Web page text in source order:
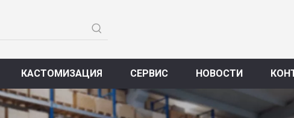
КАСТОМИЗАЦИЯ СЕРВИС НОВОСТИ